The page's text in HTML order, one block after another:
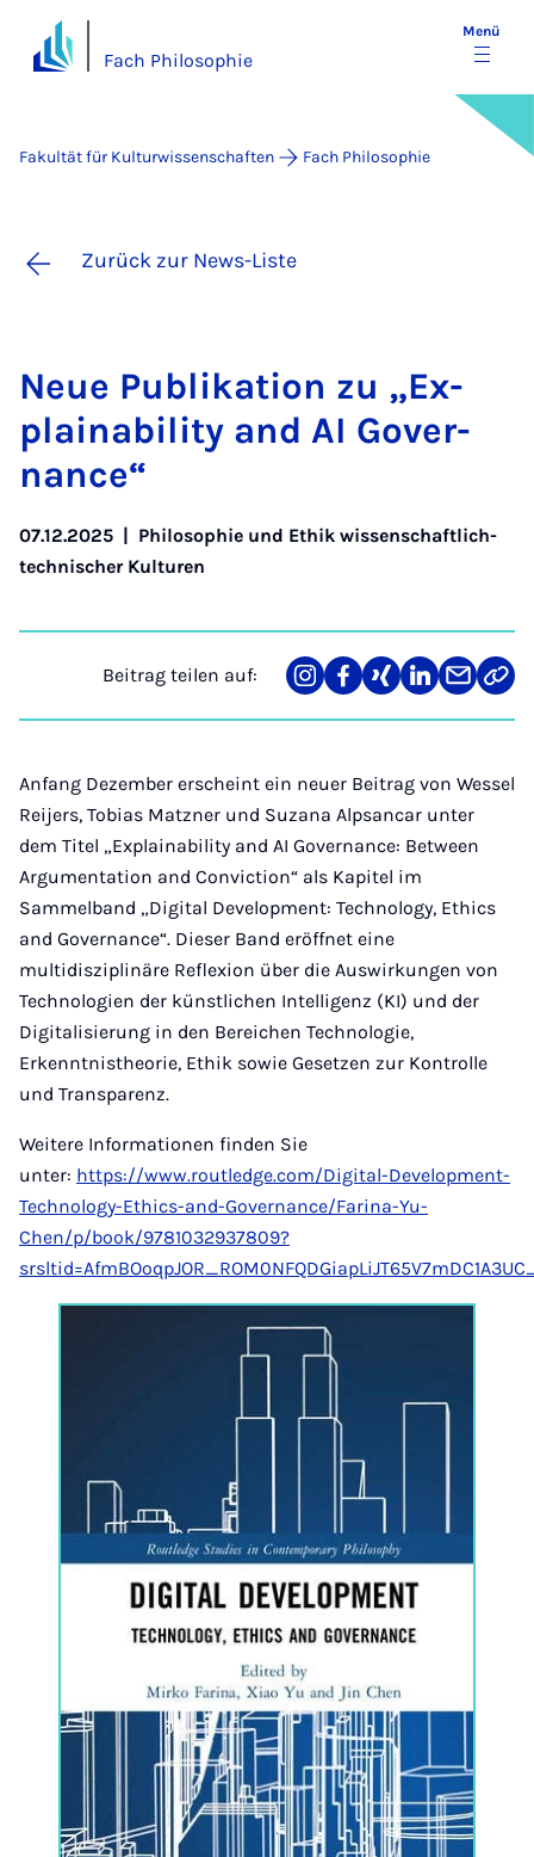
Fach Philosophie
Menü
Fakultät für Kulturwissenschaften Fach Philosophie
Zurück zur News-Liste
Neue Pu­bli­ka­ti­on zu „Ex­
plaina­bi­li­ty and AI Go­ver­
nance“
07.12.2025 | Philosophie und Ethik wissenschaftlich-
technischer Kulturen
Beitrag teilen auf:
Teilen
auf
Teilen
auf
Teilen
auf
Teilen
auf
Teilen
über
Mail
Link
Anfang Dezember erscheint ein neuer Beitrag von Wessel
Reijers, Tobias Matzner und Suzana Alpsancar unter
dem Titel „Explainability and AI Governance: Between
Argumentation and Conviction“ als Kapitel im
Sammelband „Digital Development: Technology, Ethics
and Governance“. Dieser Band eröffnet eine
multidisziplinäre Reflexion über die Auswirkungen von
Technologien der künstlichen Intelligenz (KI) und der
Digitalisierung in den Bereichen Technologie,
Erkenntnistheorie, Ethik sowie Gesetzen zur Kontrolle
und Transparenz.
Weitere Informationen finden Sie
unter: https://www.routledge.com/Digital-Development-
Technology-Ethics-and-Governance/Farina-Yu-
Chen/p/book/9781032937809?